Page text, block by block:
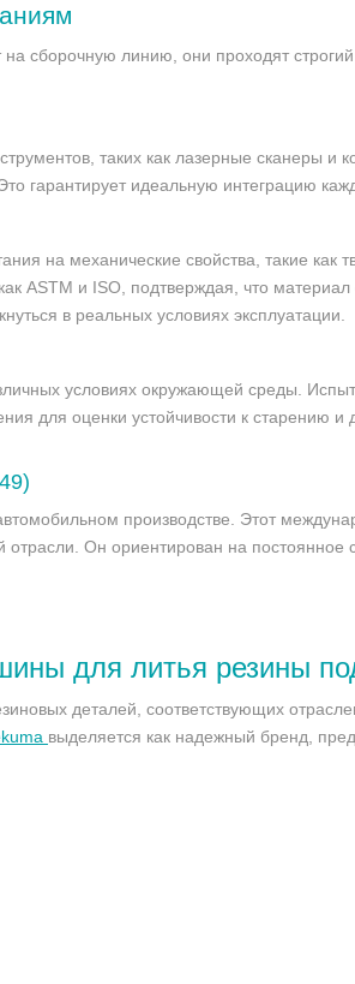
сборочную линию, они проходят строгий
таких как лазерные сканеры
гарантирует идеальную интеграцию
на механические свойства, такие как
ASTM и ISO, подтверждая, что материал
в реальных условиях эксплуатации.
условиях окружающей среды.
для оценки устойчивости к старению
производстве. Этот
Он ориентирован на
для литья резины
деталей, соответствующих
выделяется как надежный бренд,